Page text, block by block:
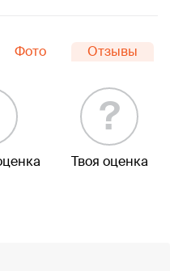
Фото Отзывы
?
Твоя оценка